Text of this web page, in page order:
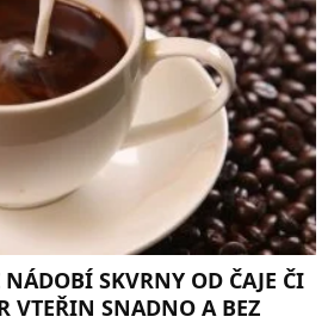
SKVRNY OD ČAJE ČI
VTEŘIN SNADNO A BEZ